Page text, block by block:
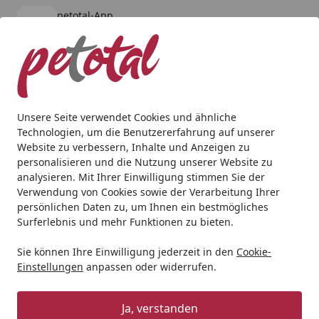
Unsere Seite verwendet Cookies und ähnliche
Technologien, um die Benutzererfahrung auf unserer
Website zu verbessern, Inhalte und Anzeigen zu
personalisieren und die Nutzung unserer Website zu
analysieren. Mit Ihrer Einwilligung stimmen Sie der
Verwendung von Cookies sowie der Verarbeitung Ihrer
persönlichen Daten zu, um Ihnen ein bestmögliches
Surferlebnis und mehr Funktionen zu bieten.
Sie können Ihre Einwilligung jederzeit in den Cookie-
Einstellungen anpassen oder widerrufen.
Ja, verstanden
petotal-App
kostenlos - Im App Store
Alle Produkte
Mein Konto
Suchen
Startseite
Hund BARF & Frostfutter Muskelfleisch Graf Barf
Graf Barf Junior Menü Rind
Spezialfutter / Frostfutter für
Hunde